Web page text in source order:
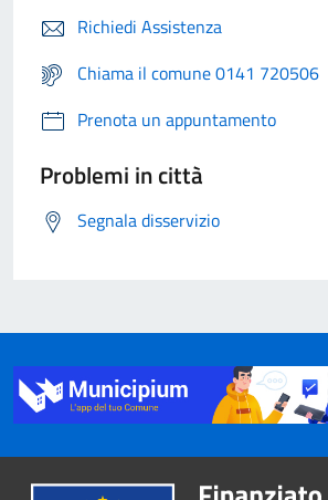
Richiedi Assistenza
Chiama il comune 0141 720506
Prenota un appuntamento
Problemi in città
Segnala disservizio